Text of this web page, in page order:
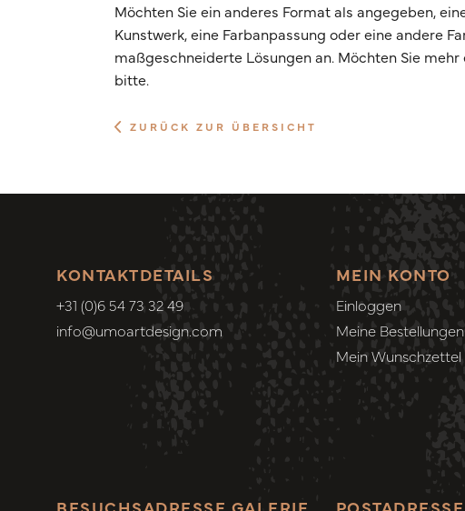
Möchten Sie ein anderes Format als angegeben,
Kunstwerk, eine Farbanpassung oder eine andere
maßgeschneiderte Lösungen an. Möchten Sie
bitte.
ZURÜCK ZUR ÜBERSICHT
KONTAKTDETAILS
+31 (0)6 54 73 32 49
info@umoartdesign.com
MEIN KONTO
Einloggen
Meine Bestellungen
Mein Wunschzettel